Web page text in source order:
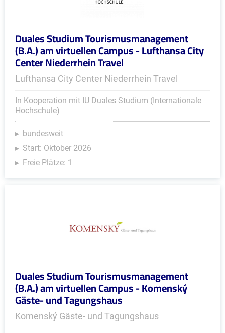
Duales Studium Tourismusmanagement
(B.A.) am virtuellen Campus - Lufthansa City
Center Niederrhein Travel
Lufthansa City Center Niederrhein Travel
In Kooperation mit IU Duales Studium (Internationale
Hochschule)
bundesweit
Start: Oktober 2026
Freie Plätze: 1
Duales Studium Tourismusmanagement
(B.A.) am virtuellen Campus - Komenský
Gäste- und Tagungshaus
Komenský Gäste- und Tagungshaus